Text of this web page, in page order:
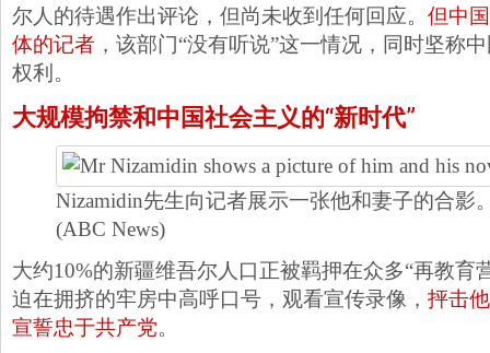
尔人的待遇作出评论，但尚未收到任何回应。 但中
体的记者 ，该部门“没有听说”这一情况，同时坚称
权利。
大规模拘禁和中国社会主义的“新时代”
Nizamidin先生向记者展示一张他和妻子的合影
(ABC News)
大约10%的新疆维吾尔人口正被羁押在众多“再教育
迫在拥挤的牢房中高呼口号，观看宣传录像， 抨击
宣誓忠于共产党。